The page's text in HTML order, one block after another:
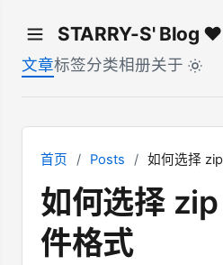
STARRY-S' Blog ♥
文章标签分类相册关于
首页 / Posts / 如何选择
如何选择
件格式